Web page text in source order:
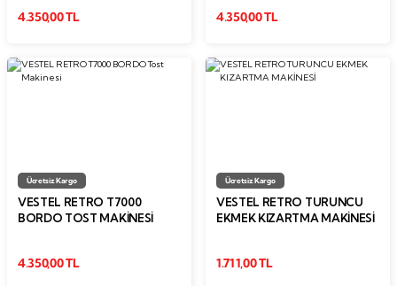
4.350,00 TL 4.350,00 TL
Ücretsiz Kargo
VESTEL RETRO T7000
BORDO TOST MAKINESI
4.350,00 TL
Ücretsiz Kargo
VESTEL RETRO TURUNCU
EKMEK KIZARTMA MAKİNESİ
1.711,00 TL